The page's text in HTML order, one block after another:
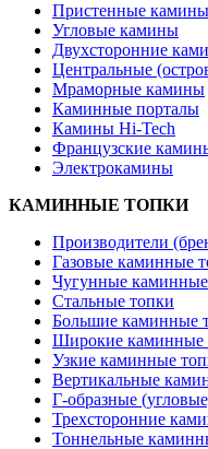
Пристенные камины
Угловые камины
Двухсторонние
Центральные
Мраморные камины
Каминные порталы
Камины Hi-Tech
Французские
Электрокамины
КАМИННЫЕ ТОПКИ
Производители
Газовые каминные
Чугунные
Стальные топки
Большие каминные
Широкие каминные
Узкие каминные
Вертикальные
Г-образные
Трехсторонние
Тоннельные